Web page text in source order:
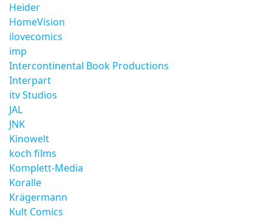
Heider
HomeVision
ilovecomics
imp
Intercontinental Book Productions
Interpart
itv Studios
JAL
JNK
Kinowelt
koch films
Komplett-Media
Koralle
Krägermann
Kult Comics